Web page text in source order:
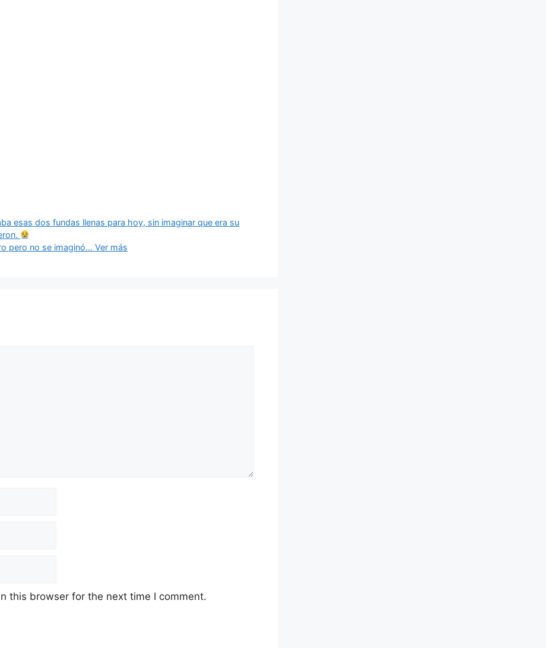
esas dos fundas llenas para hoy, sin imaginar que era su
pero no se imaginó… Ver más
this browser for the next time I comment.